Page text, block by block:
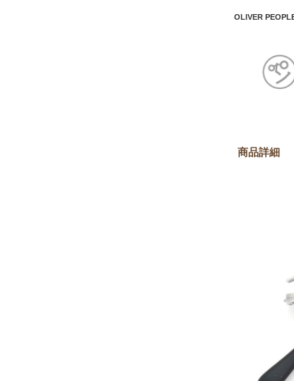
OLIVER
商品詳細